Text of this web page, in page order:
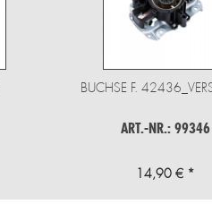
BUCHSE F.
ART.-NR.: 99346
14,90 € *